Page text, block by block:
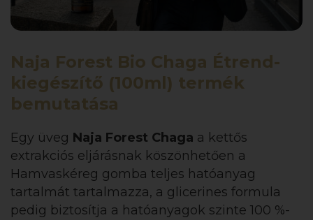
Naja Forest Bio Chaga Étrend-
kiegészítő (100ml) termék
bemutatása
Egy üveg Naja Forest Chaga a kettős
extrakciós eljárásnak köszönhetően a
Hamvaskéreg gomba teljes hatóanyag
tartalmát tartalmazza, a glicerines formula
pedig biztosítja a hatóanyagok szinte 100 %-